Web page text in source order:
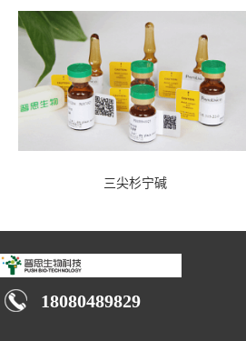
三尖杉宁碱
18080489829